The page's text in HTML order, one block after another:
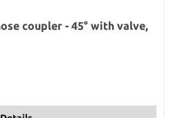
coupler - 45° with valve,